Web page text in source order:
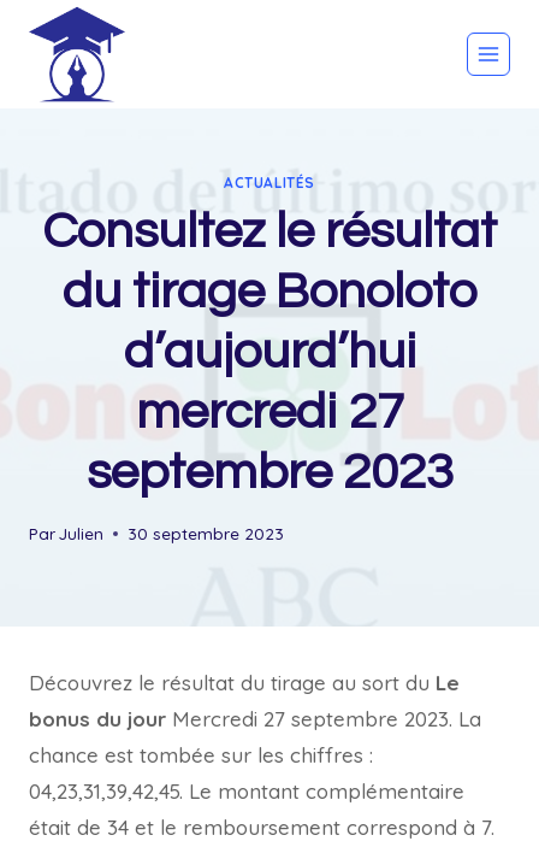
content
ACTUALITÉS
Consultez le résultat
du tirage Bonoloto
d’aujourd’hui
mercredi 27
septembre 2023
ParJulien 30 septembre 2023
Découvrez le résultat du tirage au sort du Le
bonus du jour Mercredi 27 septembre 2023. La
chance est tombée sur les chiffres :
04,23,31,39,42,45. Le montant complémentaire
était de 34 et le remboursement correspond à 7.